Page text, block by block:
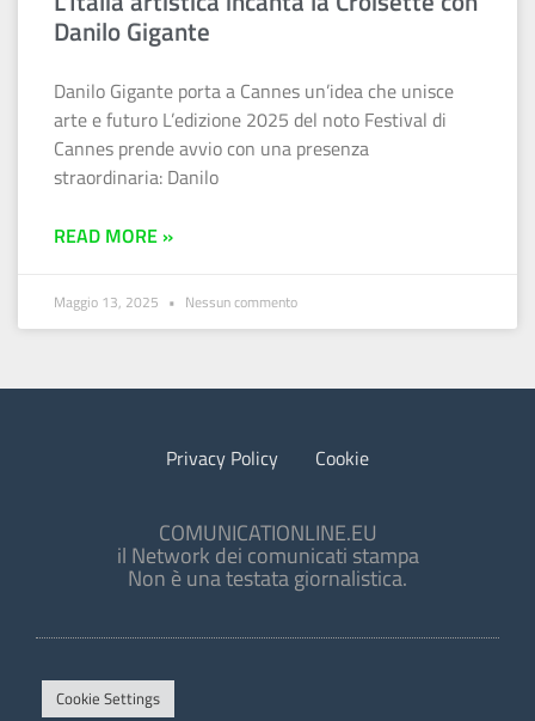
Danilo Gigante
Danilo Gigante porta a Cannes un’idea che unisce
arte e futuro L’edizione 2025 del noto Festival di
Cannes prende avvio con una presenza
straordinaria: Danilo
READ MORE »
Maggio 13, 2025 Nessun commento
Privacy Policy Cookie
COMUNICATIONLINE.EU
il Network dei comunicati stampa
Non è una testata giornalistica.
Cookie Settings